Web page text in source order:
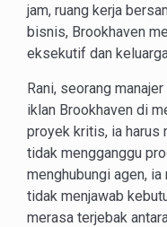
jam, ruang kerja
bisnis, Brookhaven
eksekutif dan
Rani, seorang
iklan Brookhaven di
proyek kritis, ia harus
tidak mengganggu
menghubungi agen,
tidak menjawab
merasa terjebak